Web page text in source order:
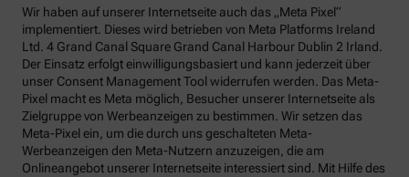
Wir haben auf unserer Internetseite auch das „Meta Pixel“
implementiert. Dieses wird betrieben von Meta Platforms Ireland
Ltd. 4 Grand Canal Square Grand Canal Harbour Dublin 2 Irland.
Der Einsatz erfolgt einwilligungsbasiert und kann jederzeit über
unser Consent Management Tool widerrufen werden. Das Meta-
Pixel macht es Meta möglich, Besucher unserer Internetseite als
Zielgruppe von Werbeanzeigen zu bestimmen. Wir setzen das
Meta-Pixel ein, um die durch uns geschalteten Meta-
Werbeanzeigen den Meta-Nutzern anzuzeigen, die am
Onlineangebot unserer Internetseite interessiert sind. Mit Hilfe des